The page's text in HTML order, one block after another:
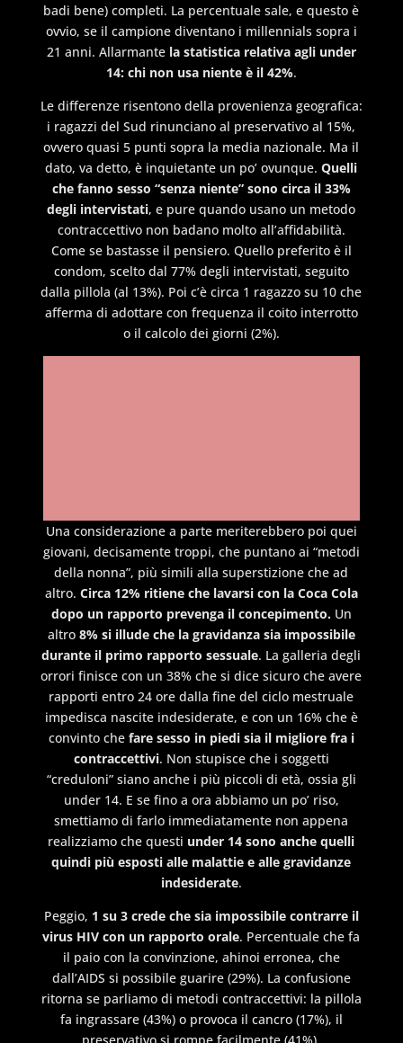
badi bene) completi. La percentuale sale, e questo è
ovvio, se il campione diventano i millennials sopra i
21 anni. Allarmante la statistica relativa agli under
14: chi non usa niente è il 42%.
Le differenze risentono della provenienza geografica:
i ragazzi del Sud rinunciano al preservativo al 15%,
ovvero quasi 5 punti sopra la media nazionale. Ma il
dato, va detto, è inquietante un po’ ovunque.Quelli
che fanno sesso “senza niente” sono circa il 33%
degli intervistati, e pure quando usano un metodo
contraccettivo non badano molto all’affidabilità.
Come se bastasse il pensiero. Quello preferito è il
condom, scelto dal 77% degli intervistati, seguito
dalla pillola (al 13%). Poi c’è circa 1 ragazzo su 10 che
afferma di adottare con frequenza il coito interrotto
o il calcolo dei giorni (2%).
Una considerazione a parte meriterebbero poi quei
giovani, decisamente troppi, che puntano ai “metodi
della nonna”, più simili alla superstizione che ad
altro. Circa 12% ritiene che lavarsi con la Coca Cola
dopo un rapporto prevenga il concepimento.Un
altro 8% si illude che la gravidanza sia impossibile
durante il primo rapporto sessuale. La galleria degli
orrori finisce con un 38% che si dice sicuro che avere
rapporti entro 24 ore dalla fine del ciclo mestruale
impedisca nascite indesiderate, e con un 16% che è
convinto chefare sesso in piedi sia il migliore fra i
contraccettivi. Non stupisce che i soggetti
“creduloni” siano anche i più piccoli di età, ossia gli
under 14. E se fino a ora abbiamo un po’ riso,
smettiamo di farlo immediatamente non appena
realizziamo che questi under 14 sono anche quelli
quindi più esposti alle malattie e alle gravidanze
indesiderate.
Peggio, 1 su 3 crede che sia impossibile contrarre il
virus HIV con un rapporto orale. Percentuale che fa
il paio con la convinzione, ahinoi erronea, che
dall’AIDS si possibile guarire (29%). La confusione
ritorna se parliamo di metodi contraccettivi: la pillola
fa ingrassare (43%) o provoca il cancro (17%), il